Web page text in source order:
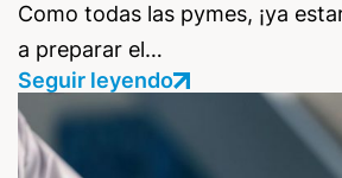
Como todas las pymes, ¡ya
a preparar el…
Seguir leyendo